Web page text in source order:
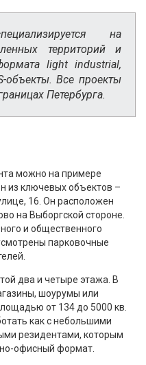
на
территорий и
light industrial,
объекты. Все проекты
Петербурга.
можно на примере
из ключевых объектов –
16. Он расположен
на Выборгской стороне.
и общественного
парковочные
два и четыре этажа. В
шоурумы или
от 134 до 5000 кв.
как с небольшими
резидентами, которым
офисный формат.